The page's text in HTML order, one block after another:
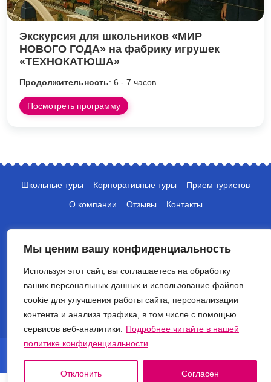
Мы ценим вашу конфиденциальность
Используя этот сайт, вы соглашаетесь на обработку
ваших персональных данных и использование файлов
cookie для улучшения работы сайта, персонализации
контента и анализа трафика, в том числе с помощью
сервисов веб-аналитики.
Подробнее читайте в нашей
политике конфиденциальности
Отклонить Согласен
Экскурсия для школьников «МИР
НОВОГО ГОДА» на фабрику игрушек
«ТЕХНОКАТЮША»
Продолжительность: 6 - 7 часов
Посмотреть программу
Школьные туры Корпоративные туры
Прием туристов
О компании
Отзывы Контакты
+7 (495) 135-10-05
info@crocus-travel.ru
© 2026 Туроператор Крокус. Все права защищены.
Политика обработки персональных данных